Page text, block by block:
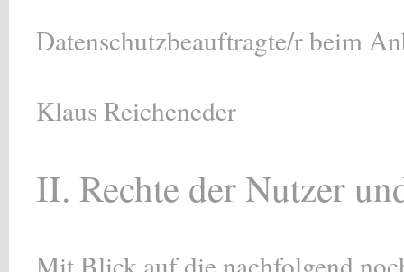
Datenschutzbeauftragte/r beim
Klaus Reicheneder
II. Rechte der Nutzer